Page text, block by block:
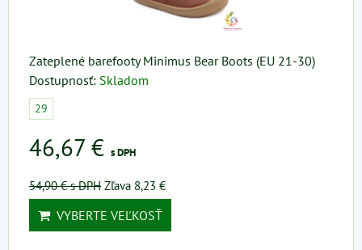
Zateplené barefooty Minimus Bear Boots (EU 21-30)
Dostupnosť: Skladom
29
46,67 € s DPH
54,90 €s DPH Zľava 8,23 €
VYBERTE VEĽKOSŤ